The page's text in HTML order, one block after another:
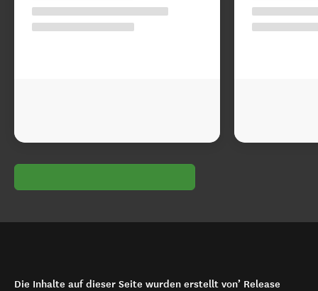
Die Inhalte auf dieser Seite wurden erstellt von’ Release